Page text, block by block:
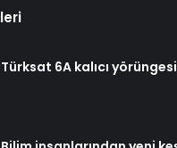
Türksat 6A kalıcı